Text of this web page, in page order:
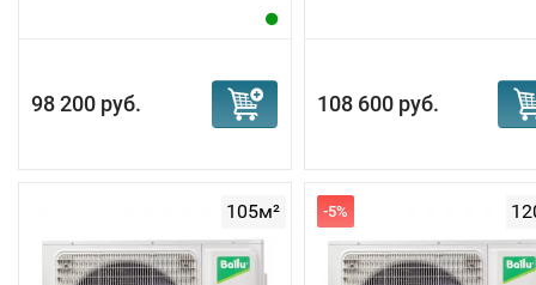
98 200 руб. 108 600 руб.
105м² -5%